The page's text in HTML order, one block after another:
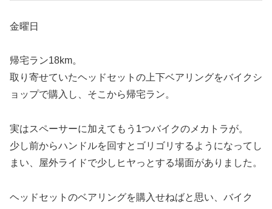
金曜日
帰宅ラン18km。
取り寄せていたヘッドセットの上下ベアリングをバイクシ
ョップで購入し、そこから帰宅ラン。
実はスペーサーに加えてもう1つバイクのメカトラが。
少し前からハンドルを回すとゴリゴリするようになってし
まい、屋外ライドで少しヒヤっとする場面がありました。
ヘッドセットのベアリングを購入せねばと思い、バイク